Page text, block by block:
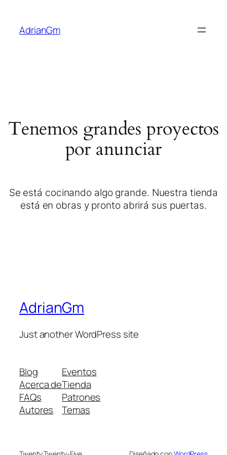
AdrianGm
Tenemos grandes proyectos
por anunciar
Se está cocinando algo grande. Nuestra tienda
está en obras y pronto abrirá sus puertas.
AdrianGm
Just another WordPress site
Blog
Acerca de
FAQs
Autores
Eventos
Tienda
Patrones
Temas